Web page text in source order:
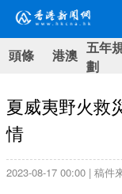
頭條 港澳 五年
劃
夏威夷野火救
情
2023-08-17 00:00 | 稿件